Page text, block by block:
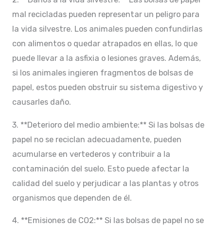
mal recicladas pueden representar un peligro para
la vida silvestre. Los animales pueden confundirlas
con alimentos o quedar atrapados en ellas, lo que
puede llevar a la asfixia o lesiones graves. Además,
si los animales ingieren fragmentos de bolsas de
papel, estos pueden obstruir su sistema digestivo y
causarles daño.
3. **Deterioro del medio ambiente:** Si las bolsas de
papel no se reciclan adecuadamente, pueden
acumularse en vertederos y contribuir a la
contaminación del suelo. Esto puede afectar la
calidad del suelo y perjudicar a las plantas y otros
organismos que dependen de él.
4. **Emisiones de CO2:** Si las bolsas de papel no se